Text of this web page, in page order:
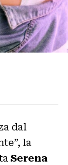
dal
la
Serena